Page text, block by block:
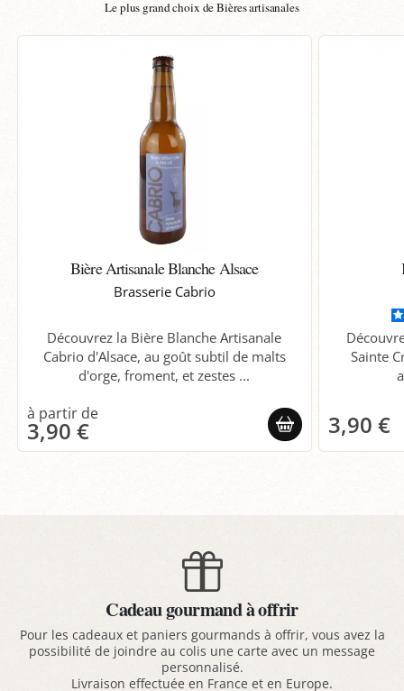
Le plus grand choix de Bières artisanales
Bière Artisanale Blanche Alsace
Brasserie Cabrio
Découvrez la Bière Blanche Artisanale
Cabrio d'Alsace, au goût subtil de malts
d'orge, froment, et zestes ...
3,90 €
Sainte
3,90 €
Cadeau gourmand à offrir
Pour les cadeaux et paniers gourmands à offrir, vous avez la
possibilité de joindre au colis une carte avec un message
personnalisé.
Livraison effectuée en France et en Europe.